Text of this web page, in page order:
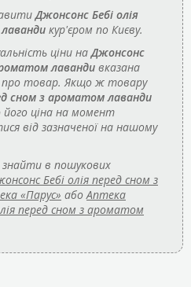
Джонсонс Бебі олія
кур'єром по Києву.
ціни наДжонсонс
лаванди вказана
про товар. Якщо ж товару
сном з ароматом лаванди
його ціна на момент
від зазначеної на нашому
в пошукових
Бебі олія перед сном з
«Парус» абоАптека
перед сном з ароматом